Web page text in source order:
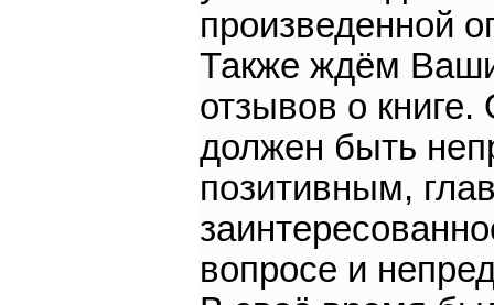
произведенной
Также ждём
отзывов о
должен быть
позитивным,
вопросе и